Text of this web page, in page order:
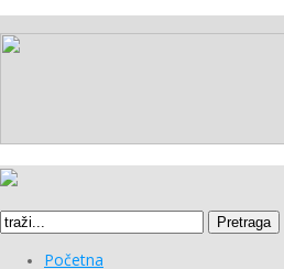
Pretraga
Početna